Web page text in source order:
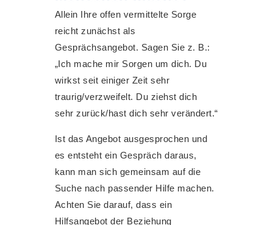
Allein Ihre offen vermittelte Sorge
reicht zunächst als
Gesprächsangebot. Sagen Sie z. B.:
„Ich mache mir Sorgen um dich. Du
wirkst seit einiger Zeit sehr
traurig/verzweifelt. Du ziehst dich
sehr zurück/hast dich sehr verändert.“
Ist das Angebot ausgesprochen und
es entsteht ein Gespräch daraus,
kann man sich gemeinsam auf die
Suche nach passender Hilfe machen.
Achten Sie darauf, dass ein
Hilfsangebot der Beziehung